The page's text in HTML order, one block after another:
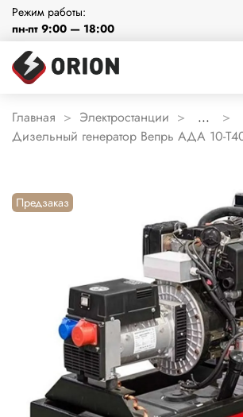
Режим работы:
пн-пт 9:00 — 18:00
Главная Электростанции
...
Дизельный генератор Вепрь АДА 10-
Предзаказ